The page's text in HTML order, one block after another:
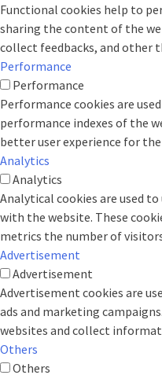
Functional cookies help to
sharing the content of the
collect feedbacks, and other
Performance
Performance
Performance cookies are
performance indexes of the
better user experience for
Analytics
Analytics
Analytical cookies are used
with the website. These
metrics the number of
Advertisement
Advertisement
Advertisement cookies are
ads and marketing
websites and collect
Others
Others